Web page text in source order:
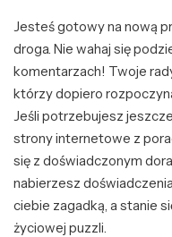
Jesteś gotowy na nową
droga. Nie wahaj się
komentarzach! Twoje
którzy dopiero
Jeśli potrzebujesz
strony internetowe z
się z doświadczonym
nabierzesz
ciebie zagadką, a stanie
życiowej puzzli.